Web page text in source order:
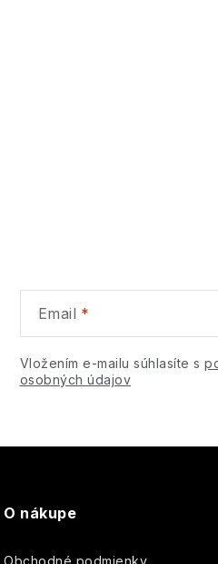
Email
Vložením e-mailu súhlasíte s
osobných údajov
O nákupe
Obchodné podmienky